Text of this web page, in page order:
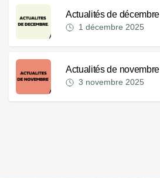
Actualités de décembre
1 décembre 2025
Actualités de novembre
3 novembre 2025